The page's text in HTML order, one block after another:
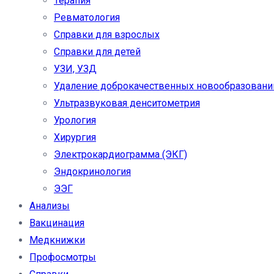
Ревматология
Справки для взрослых
Справки для детей
УЗИ, УЗД
Удаление доброкачественных
Ультразвуковая денситометрия
Урология
Хирургия
Электрокардиограмма (ЭКГ)
Эндокринология
ЭЭГ
Анализы
Вакцинация
Медкнижки
Профосмотры